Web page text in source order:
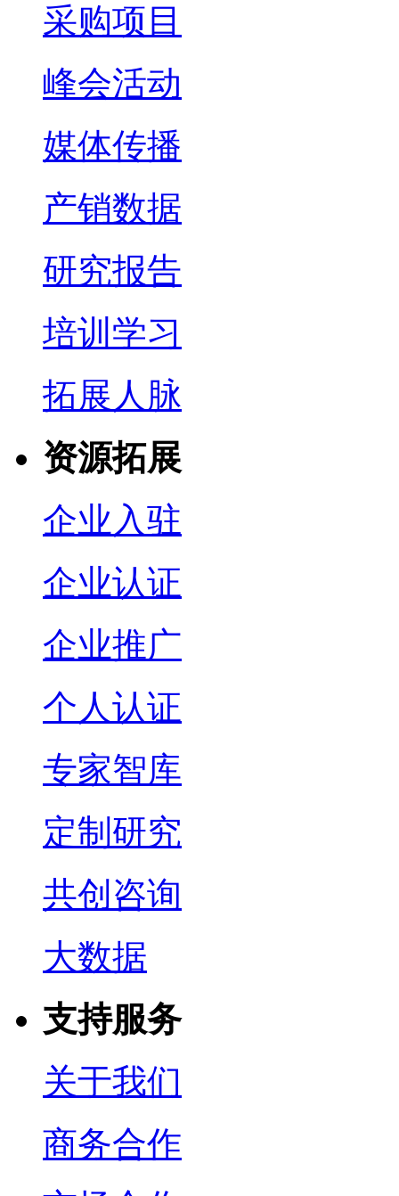
采购项目
峰会活动
媒体传播
产销数据
研究报告
培训学习
拓展人脉
资源拓展
企业入驻
企业认证
企业推广
个人认证
专家智库
定制研究
共创咨询
大数据
支持服务
关于我们
商务合作